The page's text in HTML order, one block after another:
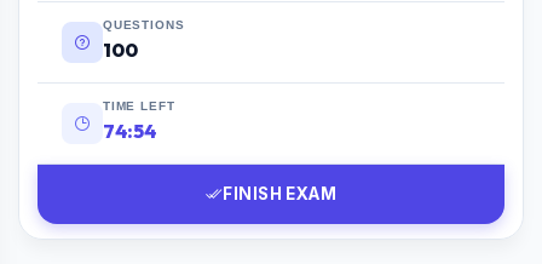
QUESTIONS
100
TIME LEFT
74:53
FINISH EXAM